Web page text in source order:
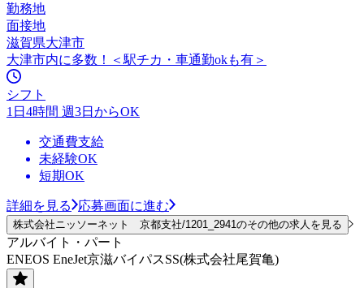
勤務地
面接地
滋賀県大津市
大津市内に多数！＜駅チカ・車通勤okも有＞
シフト
1日4時間 週3日からOK
交通費支給
未経験OK
短期OK
詳細を見る 応募画面に進む
株式会社ニッソーネット 京都支社/1201_2941のその他の求人を見る
アルバイト・パート
ENEOS EneJet京滋バイパスSS(株式会社尾賀亀)